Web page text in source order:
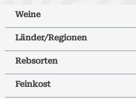
Weine
Länder/Regionen
Rebsorten
Feinkost